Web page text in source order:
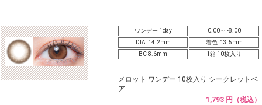
ワンデー 1day
0.00～ -8.00
DIA: 14.2mm
着色: 13.5mm
BC 8.6mm
1箱 10枚入り
メロット ワンデー 10枚入り シークレットベ
ア
1,793 円（税込）